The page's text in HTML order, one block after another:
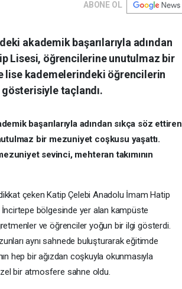
ABONE OL
akademik başarılarıyla adından
Lisesi, öğrencilerine unutulmaz bir
lise kademelerindeki öğrencilerin
taçlandı.
başarılarıyla adından sıkça söz ettiren
bir mezuniyet coşkusu yaşattı.
sevinci, mehteran takımının
çeken Katip Çelebi Anadolu İmam Hatip
İncirtepe bölgesinde yer alan kampüste
ve öğrenciler yoğun bir ilgi gösterdi.
aynı sahnede buluşturarak eğitimde
hep bir ağızdan coşkuyla okunmasıyla
bir atmosfere sahne oldu.